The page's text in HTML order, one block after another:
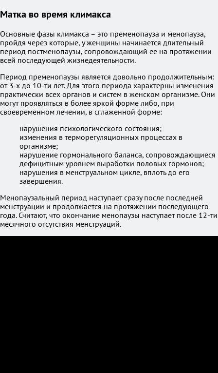
Матка во время климакса
Основные фазы климакса – это пременопауза и менопауза,
пройдя через которые, у женщины начинается длительный
период постменопаузы, сопровождающий ее на протяжении
всей последующей жизнедеятельности.
Период пременопаузы является довольно продолжительным:
от 3-х до 10-ти лет. Для этого периода характерны изменения
практически всех органов и систем в женском организме. Они
могут проявляться в более яркой форме либо, при
своевременном лечении, в сглаженной форме:
нарушения психологического состояния;
изменения в терморегуляционных процессах в
организме;
нарушение гормонального баланса, сопровождающиеся
дефицитным уровнем выработки половых гормонов;
нарушения в менструальном цикле, вплоть до его
завершения.
Менопаузальный период наступает сразу после последней
менструации и продолжается на протяжении последующего
года. Считают, что окончание менопаузы наступает после 12-ти
месячного отсутствия менструаций.